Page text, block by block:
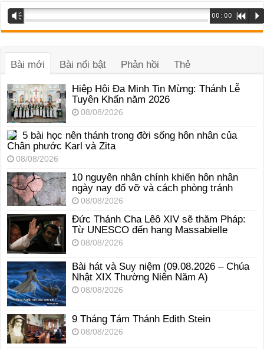
Trình
phát
âm
Vm 00:00 R P
Bài mới Bài nổi bật Phản hồi Thẻ
Hiệp Hội Đa Minh Tin Mừng: Thánh Lễ
Tuyên Khấn năm 2026
08/08/2026
5 bài học nên thánh trong đời sống hôn nhân của
Chân phước Karl và Zita
08/08/2026
10 nguyên nhân chính khiến hôn nhân
ngày nay đổ vỡ và cách phòng tránh
08/08/2026
Đức Thánh Cha Lêô XIV sẽ thăm Pháp:
Từ UNESCO đến hang Massabielle
08/08/2026
Bài hát và Suy niệm (09.08.2026 – Chúa
Nhật XIX Thường Niên Năm A)
08/08/2026
9 Tháng Tám Thánh Edith Stein
08/08/2026